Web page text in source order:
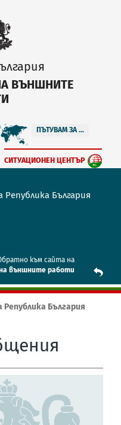
ВЪНШНИТЕ
ПЪТУВАМ ЗА ...
СИТУАЦИОНЕН ЦЕНТЪР
България
към сайта на
външните работи
България